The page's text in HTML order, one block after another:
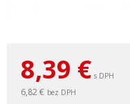
8,39 € s DPH
6,82 € bez DPH